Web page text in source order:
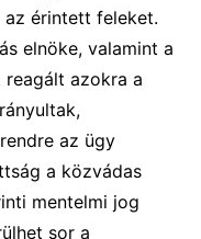
az érintett feleket.
elnöke, valamint a
azokra a
az ügy
a közvádas
mentelmi jog
sor a